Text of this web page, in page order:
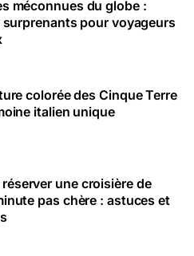
méconnues du globe :
surprenants pour voyageurs
colorée des Cinque Terre
italien unique
une croisière de
pas chère : astuces et